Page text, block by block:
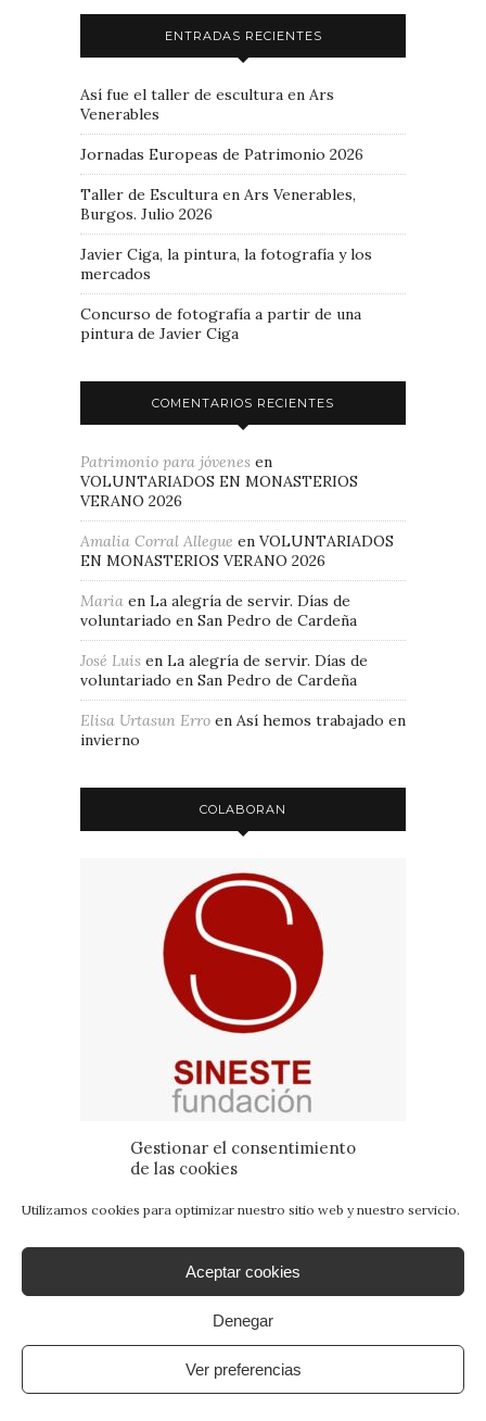
Gestionar el consentimiento
de las cookies
Utilizamos cookies para optimizar nuestro sitio web y nuestro servicio.
Aceptar cookies
Denegar
Ver preferencias
ENTRADAS RECIENTES
Así fue el taller de escultura en Ars
Venerables
Jornadas Europeas de Patrimonio 2026
Taller de Escultura en Ars Venerables,
Burgos. Julio 2026
Javier Ciga, la pintura, la fotografía y los
mercados
Concurso de fotografía a partir de una
pintura de Javier Ciga
COMENTARIOS RECIENTES
Patrimonio para jóvenes en
VOLUNTARIADOS EN MONASTERIOS
VERANO 2026
Amalia Corral Allegue en VOLUNTARIADOS
EN MONASTERIOS VERANO 2026
Maria en La alegría de servir. Días de
voluntariado en San Pedro de Cardeña
José Luis en La alegría de servir. Días de
voluntariado en San Pedro de Cardeña
Elisa Urtasun Erro en Así hemos trabajado en
invierno
COLABORAN